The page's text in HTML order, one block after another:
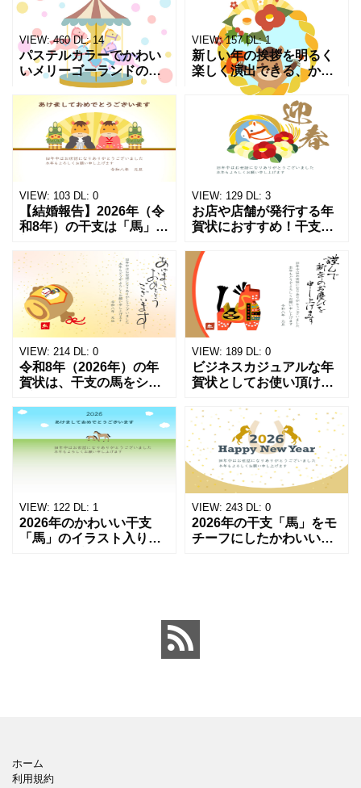
VIEW: 460 DL: 14
パステルカラーでかわい
いメリーゴーランドのイ
ラスト入り年賀状テンプ
レートなら、新年の挨拶
を華やかでかわいい雰囲
気に仕上げられます。カ
ラフルな馬のモチーフが
描かれ
VIEW: 157 DL: 1
新しい年の挨拶を明るく
楽しく演出できる、かわ
いい「正月飾り」イラス
ト入りの年賀状テンプレ
ートをご紹介します。干
支の馬と紅白の椿のイラ
ストを親しみやすくポッ
プなデ
VIEW: 103 DL: 0
【結婚報告】2026年（令
和8年）の干支は「馬」。
に、結婚のご報告を兼ね
た年賀状を送りたい方に
ぴったりなのが「結婚報
告年賀状テンプレート」
VIEW: 129 DL: 3
お店や店舗が発行する年
賀状におすすめ！干支の
スしてデザインされたお
しゃれでかわいい2026年
の年賀状（令和8年）無料
テンプレートです。取引
VIEW: 214 DL: 0
令和8年（2026年）の年
賀状は、干支の馬をシン
ス向けテンプレートが便
利です。お正月らしく縁
起の良い打ち出の小槌に
馬のイラストが描かれて
VIEW: 189 DL: 0
ビジネスカジュアルな年
賀状としてお使い頂け
の年賀状無料テンプレー
トです。干支の馬を上品
にあしらったテンプレー
トは、会社や取引先への
挨拶
VIEW: 122 DL: 1
2026年のかわいい干支
「馬」のイラスト入り年
VIEW: 243 DL: 0
2026年の干支「馬」をモ
チーフにしたかわいい系
ホーム
利用規約